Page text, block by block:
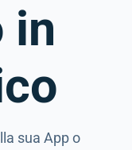
in
sua App o